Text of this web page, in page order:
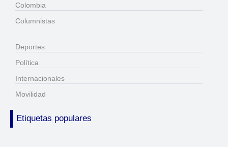
Colombia
Columnistas
Deportes
Política
Internacionales
Movilidad
Etiquetas populares